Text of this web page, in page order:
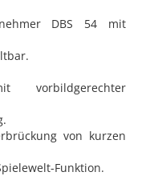
DBS 54 mit
vorbildgerechter
von kurzen
Funktion.